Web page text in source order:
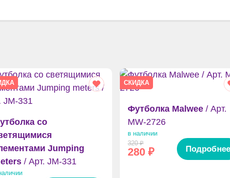
со
Jumping
/ Арт. JM-331
СКИДКА
Футболка Malwee / Арт.
MW-2726
в наличии
320₽
280 ₽ Подробнее